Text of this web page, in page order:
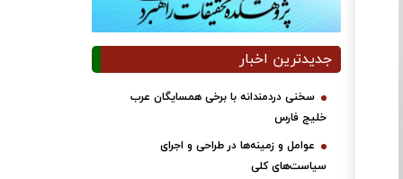
جدیدترین اخبار
سخنی دردمندانه با برخی همسایگان عرب
خلیج فارس
عوامل و زمینه‌ها در طراحی و اجرای
سیاست‌های کلی